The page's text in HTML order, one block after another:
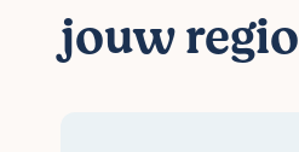
jouw regio